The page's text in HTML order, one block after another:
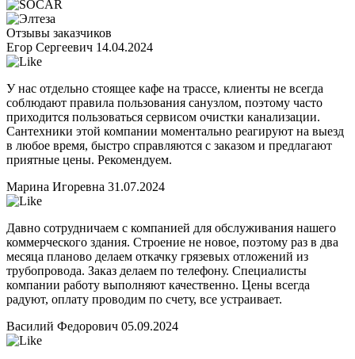
Отзывы заказчиков
Егор Сергеевич 14.04.2024
У нас отдельно стоящее кафе на трассе, клиенты не всегда
соблюдают правила пользования санузлом, поэтому часто
приходится пользоваться сервисом очистки канализации.
Сантехники этой компании моментально реагируют на выезд
в любое время, быстро справляются с заказом и предлагают
приятные цены. Рекомендуем.
Марина Игоревна 31.07.2024
Давно сотрудничаем с компанией для обслуживания нашего
коммерческого здания. Строение не новое, поэтому раз в два
месяца планово делаем откачку грязевых отложений из
трубопровода. Заказ делаем по телефону. Специалисты
компании работу выполняют качественно. Цены всегда
радуют, оплату проводим по счету, все устраивает.
Василий Федорович 05.09.2024